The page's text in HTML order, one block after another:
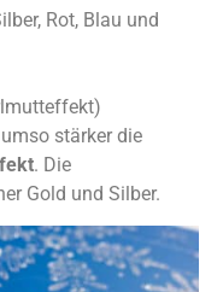
Rot, Blau und
umso stärker die
. Die
Gold und Silber.